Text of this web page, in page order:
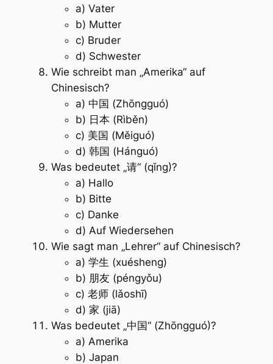
a) Vater
b) Mutter
c) Bruder
d) Schwester
Wie schreibt man „Amerika“ auf
Chinesisch?
a) 中国 (Zhōngguó)
b) 日本 (Rìběn)
c) 美国 (Měiguó)
d) 韩国 (Hánguó)
Was bedeutet „请“ (qǐng)?
a) Hallo
b) Bitte
c) Danke
d) Auf Wiedersehen
Wie sagt man „Lehrer“ auf Chinesisch?
a) 学生 (xuésheng)
b) 朋友 (péngyǒu)
c) 老师 (lǎoshī)
d) 家 (jiā)
Was bedeutet „中国“ (Zhōngguó)?
a) Amerika
b) Japan